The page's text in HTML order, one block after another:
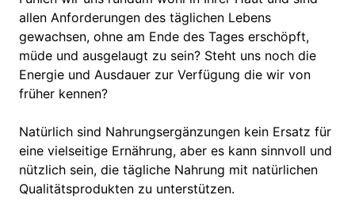
allen Anforderungen des täglichen Lebens
gewachsen, ohne am Ende des Tages erschöpft,
müde und ausgelaugt zu sein? Steht uns noch die
Energie und Ausdauer zur Verfügung die wir von
früher kennen?
Natürlich sind Nahrungsergänzungen kein Ersatz für
eine vielseitige Ernährung, aber es kann sinnvoll und
nützlich sein, die tägliche Nahrung mit natürlichen
Qualitätsprodukten zu unterstützen.